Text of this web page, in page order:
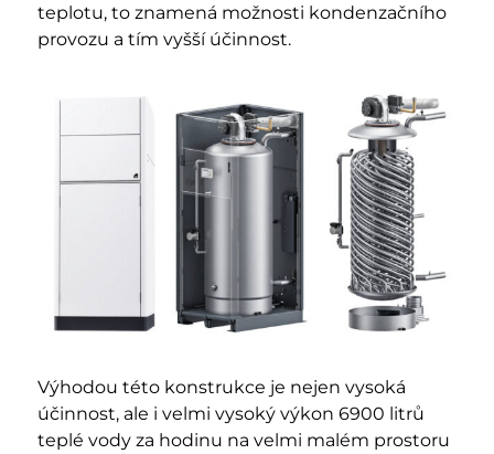
teplotu, to znamená možnosti kondenzačního
provozu a tím vyšší účinnost.
Výhodou této konstrukce je nejen vysoká
účinnost, ale i velmi vysoký výkon 6900 litrů
teplé vody za hodinu na velmi malém prostoru